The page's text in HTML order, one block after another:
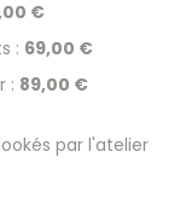
€
: 69,00 €
: 89,00 €
par l'atelier